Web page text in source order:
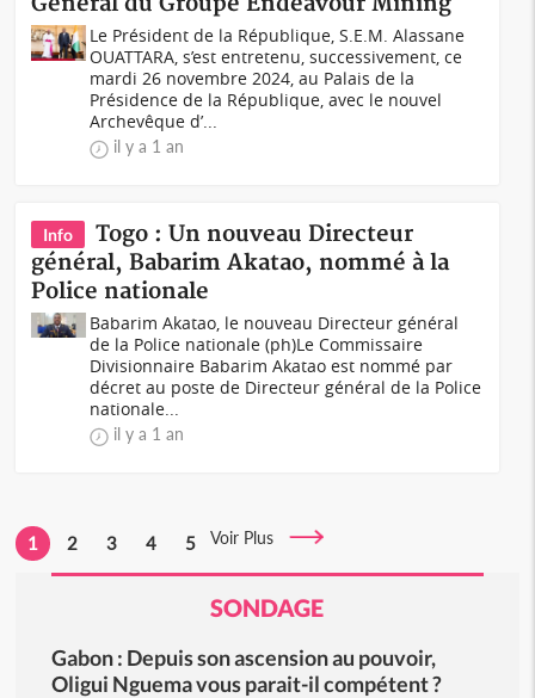
Le Président de la République, S.E.M. Alassane
OUATTARA, s’est entretenu, successivement, ce
mardi 26 novembre 2024, au Palais de la
Présidence de la République, avec le nouvel
Archevêque d’...
il y a 1 an
Info
Togo : Un nouveau Directeur
général, Babarim Akatao, nommé à la
Police nationale
Babarim Akatao, le nouveau Directeur général
de la Police nationale (ph)Le Commissaire
Divisionnaire Babarim Akatao est nommé par
décret au poste de Directeur général de la Police
nationale...
il y a 1 an
1 2 3 4 5 Voir Plus
SONDAGE
Gabon : Depuis son ascension au pouvoir,
Oligui Nguema vous parait-il compétent ?